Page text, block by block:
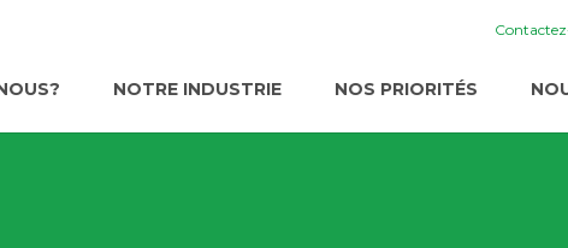
NOTRE INDUSTRIE NOS PRIORITÉS